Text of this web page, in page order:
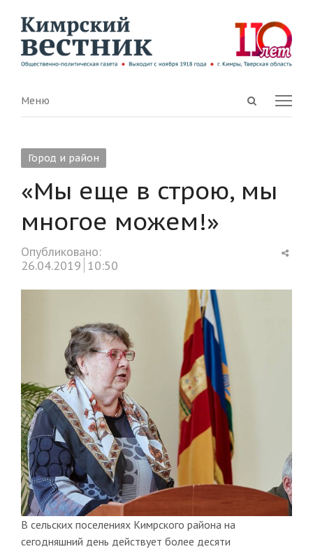
Open
Menu
Меню
Город и район
«Мы еще в строю, мы
многое можем!»
Опубликовано:
26.04.2019 10:50
В сельских поселениях Кимрского района на
сегодняшний день действует более десяти